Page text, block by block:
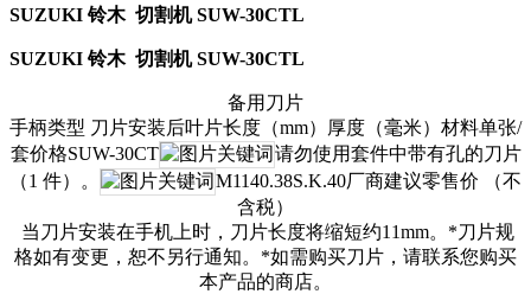
SUZUKI 铃木 切割机 SUW-30CTL
SUZUKI 铃木 切割机 SUW-30CTL
备用刀片
手柄类型 刀片安装后叶片长度（mm）厚度（毫米）材料单张/
套价格SUW-30CT
请勿使用套件中带有孔的刀片
（1 件）。
M1140.38S.K.40厂商建议零售价 （不
含税）
当刀片安装在手机上时，刀片长度将缩短约11mm。*刀片规
格如有变更，恕不另行通知。*如需购买刀片，请联系您购买
本产品的商店。